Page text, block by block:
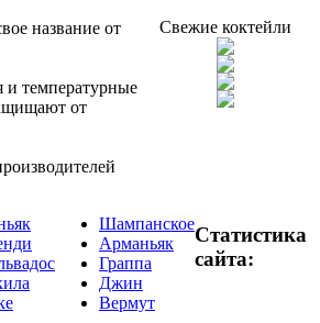
название от
и температурные
от
Свежие коктейли
Шампанское
Арманьяк
Граппа
Джин
Вермут
Статистика
сайта: